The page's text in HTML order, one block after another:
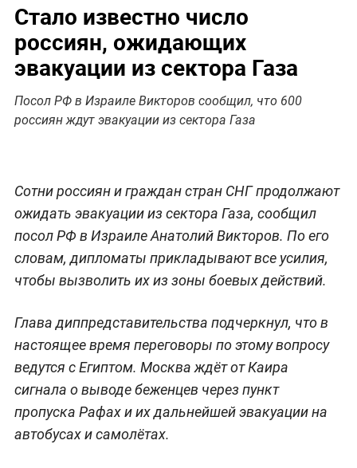
Стало известно число
россиян, ожидающих
эвакуации из сектора Газа
Посол РФ в Израиле Викторов сообщил, что 600
россиян ждут эвакуации из сектора Газа
Сотни россиян и граждан стран СНГ продолжают
ожидать эвакуации из сектора Газа, сообщил
посол РФ в Израиле Анатолий Викторов. По его
словам, дипломаты прикладывают все усилия,
чтобы вызволить их из зоны боевых действий.
Глава диппредставительства подчеркнул, что в
настоящее время переговоры по этому вопросу
ведутся с Египтом. Москва ждёт от Каира
сигнала о выводе беженцев через пункт
пропуска Рафах и их дальнейшей эвакуации на
автобусах и самолётах.